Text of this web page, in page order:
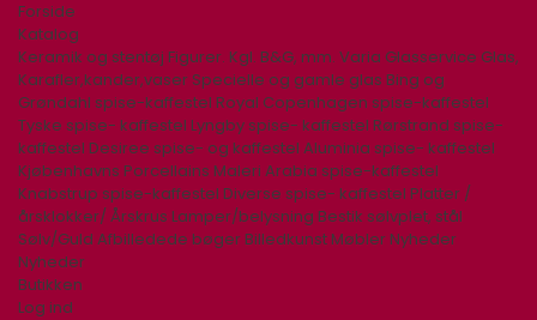
Forside
Katalog
Keramik og stentøj Figurer. Kgl. B&G, mm. Varia Glasservice Glas,
Karafler,kander,vaser Specielle og gamle glas Bing og
Grøndahl spise-kaffestel Royal Copenhagen spise-kaffestel
Tyske spise- kaffestel Lyngby spise- kaffestel Rørstrand spise-
kaffestel Desiree spise- og kaffestel Aluminia spise- kaffestel
Kjøbenhavns Porcellains Maleri Arabia spise-kaffestel
Knabstrup spise-kaffestel Diverse spise- kaffestel Platter /
årsklokker/ Årskrus Lamper/belysning Bestik sølvplet, stål
Sølv/Guld Afbilledede bøger Billedkunst Møbler Nyheder
Nyheder
Butikken
Log ind